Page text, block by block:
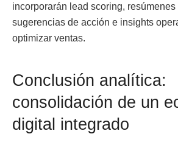
incorporarán lead scoring, resúmenes
sugerencias de acción e insights
optimizar ventas.
Conclusión analítica:
consolidación de un
digital integrado